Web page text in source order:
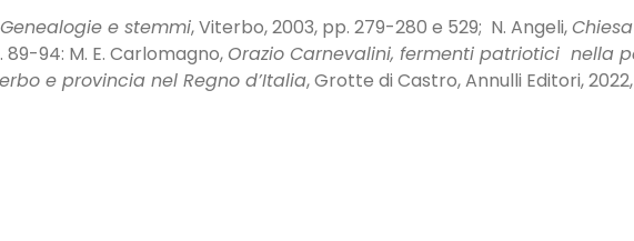
e stemmi, Viterbo, 2003, pp. 279-280 e 529; N. Angeli,
89-94: M. E. Carlomagno, Orazio Carnevalini, fermenti patriotici nella
e provincia nel Regno d’Italia, Grotte di Castro, Annulli Editori,